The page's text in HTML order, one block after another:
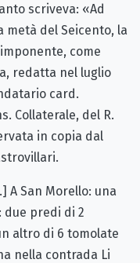
scriveva: «Ad
metà del Seicento, la
come
redatta nel luglio
card.
Collaterale, del R.
in copia dal
A San Morello: una
due predi di 2
altro di 6 tomolate
nella contrada Li